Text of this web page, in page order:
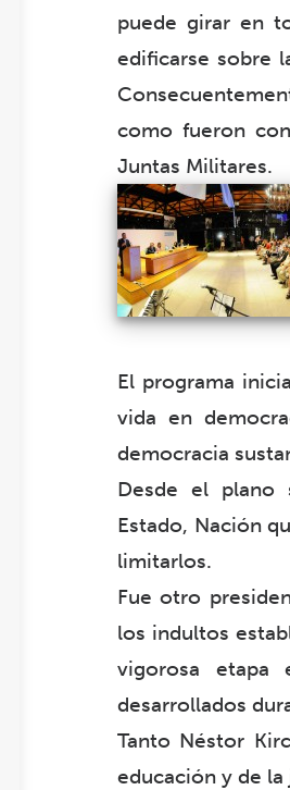
puede girar en
edificarse sobre
como fueron
Juntas Militares.
El programa
vida en
democracia
Desde el plano
Estado, Nación
limitarlos.
Fue otro
los indultos
vigorosa etapa
desarrollados
Tanto Néstor
educación y de